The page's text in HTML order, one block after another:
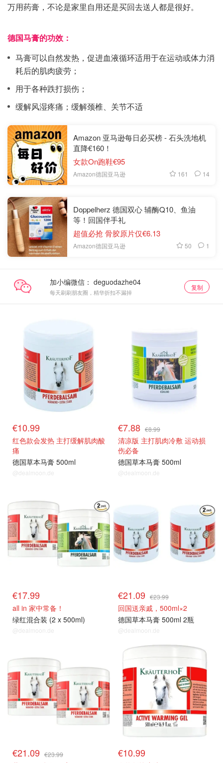
万用药膏，不论是家里自用还是买回去送人都是很好。
德国马膏的功效：
马膏可以自然发热，促进血液循环适用于在运动或体力消
耗后的肌肉疲劳；
用于各种跌打损伤；
缓解风湿疼痛；缓解颈椎、关节不适
Amazon 亚马逊每日必买榜 - 石头洗地机
直降€160！
女款On跑鞋€95
Amazon德国亚马逊 161 14
Doppelherz 德国双心 辅酶Q10、鱼油
等！回国伴手礼
超值必抢 骨胶原片仅€6.13
Amazon德国亚马逊 50 1
加小编微信：
每天刷刷朋友圈，精华折扣不漏掉
复制
€10.99
红色款会发热 主打缓解肌肉酸
痛
德国草本马膏 500ml
@dealmoon.de
€7.88 €8.99
清凉版 主打肌肉冷敷 运动损
伤必备
德国草本马膏 500ml
@dealmoon.de
€17.99
all in 家中常备！
绿红混合装 (2 x 500ml)
@dealmoon.de
€21.09 €23.99
回国送亲戚，500ml×2
德国草本马膏 500ml 2瓶
@dealmoon.de
€21.09 €23.99 €10.99